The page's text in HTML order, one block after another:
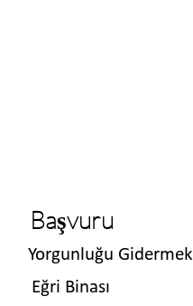
Başvuru
Yorgunluğu Gidermek
Eğri Binası